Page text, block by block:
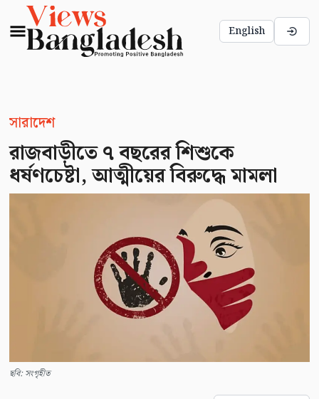
English
সারাদেশ
রাজবাড়ীতে ৭ বছরের শিশুকে
ধর্ষণচেষ্টা, আত্মীয়ের বিরুদ্ধে মামলা
ছবি: সংগৃহীত